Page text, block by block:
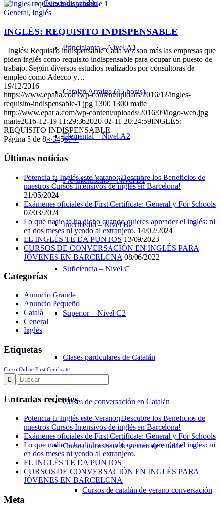
Cursos de catalán
Principiante – Nivel A1
Catalán Arraigo (45 horas)
Elemental – Nivel A2
Pre-Intermedio – Nivel B1
Intermedio – Nivel B2
Suficiencia – Nivel C
Superior – Nivel C2
Clases particulares de Catalán
Clases de conversación en Catalán
Cursos intensivos de verano de catalán
Cursos de catalán de verano conversación
General, Inglés
INGLÉS: REQUISITO INDISPENSABLE
Inglés: Requisito indispensable Cada vez son más las empresas que
piden inglés como requisito indispensable para ocupar un puesto de
trabajo. Según diversos estudios realizados por consultoras de
empleo como Adecco y…
19/12/2016
https://www.eparla.com/wp-content/uploads/2016/12/ingles-
requisito-indispensable-1.jpg 1300 1300 maite
http://www.eparla.com/wp-content/uploads/2016/09/logo-web.jpg
maite2016-12-19 11:29:362020-02-11 20:24:59INGLÉS:
REQUISITO INDISPENSABLE
Página 5 de 8«‹34567›»
Últimas noticias
Potencia tu Inglés este Verano:¡Descubre los Beneficios de
nuestros Cursos Intensivos de inglés en Barcelona!
21/05/2024
Exámenes oficiales de First Certificate: General y For Schools
07/03/2024
Lo que nadie te ha dicho cuando quieres aprender el inglés: ni
en dos meses ni yendo al extranjero. 14/02/2024
EL INGLÉS TE DA PUNTOS 13/09/2023
CURSOS DE CONVERSACIÓN EN INGLÉS PARA
JÓVENES EN BARCELONA 08/06/2022
Categorías
Anuncio Grande
Anuncio Pequeño
Català
General
Inglés
Etiquetas
Curso Online First Certificate
Entradas recientes
Potencia tu Inglés este Verano:¡Descubre los Beneficios de
nuestros Cursos Intensivos de inglés en Barcelona!
Exámenes oficiales de First Certificate: General y For Schools
Lo que nadie te ha dicho cuando quieres aprender el inglés: ni
en dos meses ni yendo al extranjero.
EL INGLÉS TE DA PUNTOS
CURSOS DE CONVERSACIÓN EN INGLÉS PARA
JÓVENES EN BARCELONA
Meta